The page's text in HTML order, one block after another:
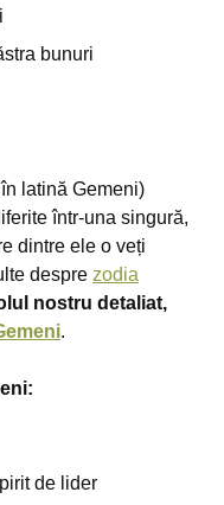
bunuri
latină Gemeni)
într-una singură,
dintre ele o veți
despre zodia
nostru detaliat,
.
de lider